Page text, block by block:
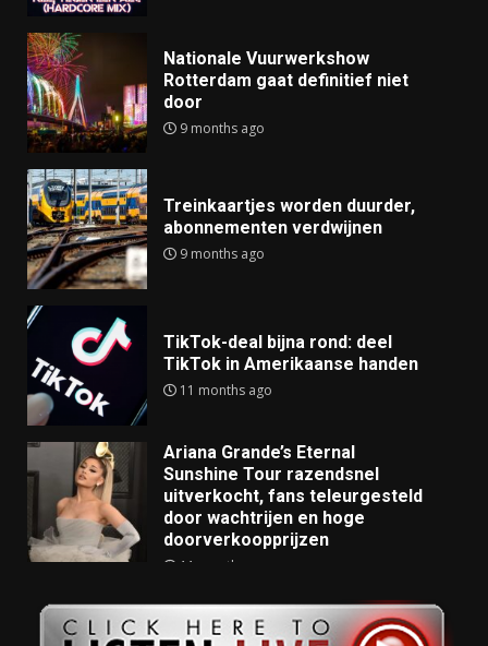
Nationale Vuurwerkshow
Rotterdam gaat definitief niet
door
9 months ago
Treinkaartjes worden duurder,
abonnementen verdwijnen
9 months ago
TikTok-deal bijna rond: deel
TikTok in Amerikaanse handen
11 months ago
Ariana Grande’s Eternal
Sunshine Tour razendsnel
uitverkocht, fans teleurgesteld
door wachtrijen en hoge
doorverkoopprijzen
11 months ago